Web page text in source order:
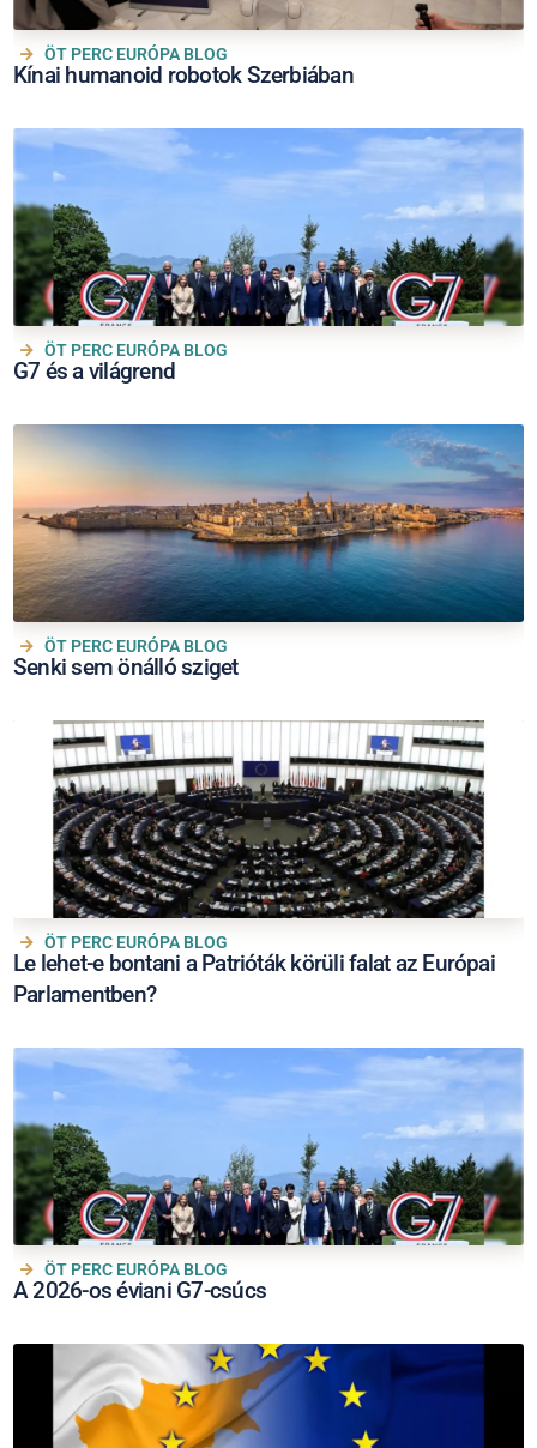
ÖT PERC EURÓPA BLOG
Kínai humanoid robotok Szerbiában
ÖT PERC EURÓPA BLOG
G7 és a világrend
ÖT PERC EURÓPA BLOG
Senki sem önálló sziget
ÖT PERC EURÓPA BLOG
Le lehet-e bontani a Patrióták körüli falat az Európai
Parlamentben?
ÖT PERC EURÓPA BLOG
A 2026-os éviani G7-csúcs